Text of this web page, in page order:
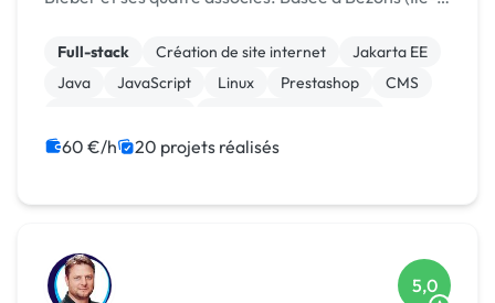
ans les entrepr
Full-stack Création de site internet
Jakarta EE
Java
JavaScript Linux Prestashop
CMS
60 €/h 20 projets réalisés
5,0